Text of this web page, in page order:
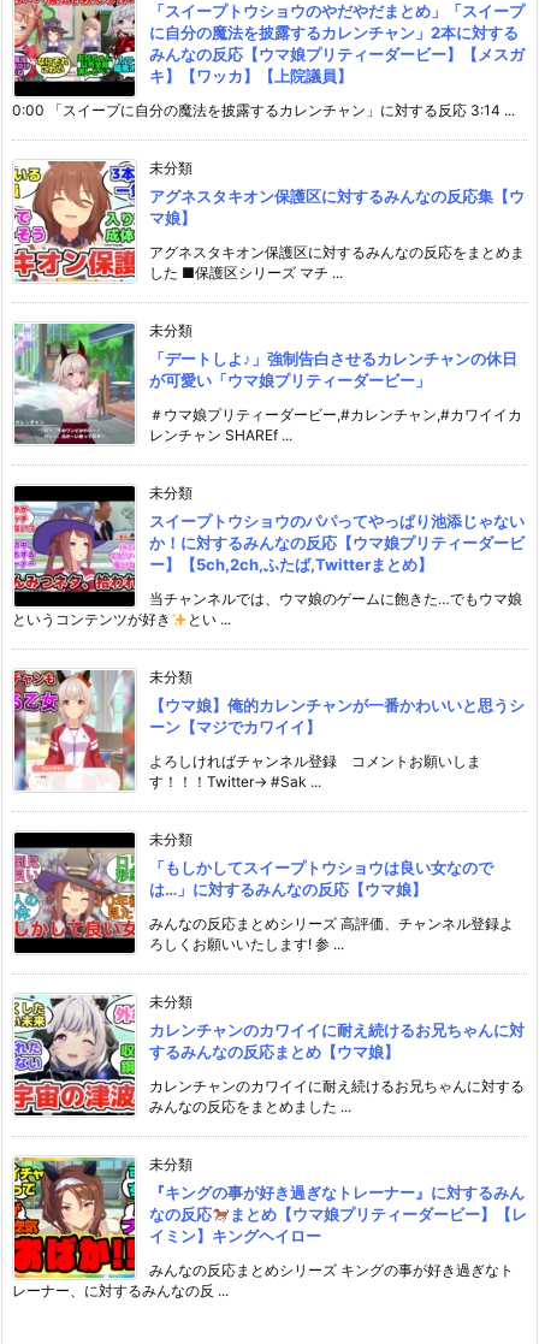
「スイープトウショウのやだやだまとめ」「スイープ
に自分の魔法を披露するカレンチャン」2本に対する
みんなの反応【ウマ娘プリティーダービー】【メスガ
キ】【ワッカ】【上院議員】
0:00 「スイープに自分の魔法を披露するカレンチャン」に対する反応 3:14 ...
未分類
アグネスタキオン保護区に対するみんなの反応集【ウ
マ娘】
アグネスタキオン保護区に対するみんなの反応をまとめま
した ■保護区シリーズ マチ ...
未分類
「デートしよ♪」強制告白させるカレンチャンの休日
が可愛い「ウマ娘プリティーダービー」
＃ウマ娘プリティーダービー,#カレンチャン,#カワイイカ
レンチャン SHAREf ...
未分類
スイープトウショウのパパってやっぱり池添じゃない
か！に対するみんなの反応【ウマ娘プリティーダービ
ー】【5ch,2ch,ふたば,Twitterまとめ】
当チャンネルでは、ウマ娘のゲームに飽きた…でもウマ娘
というコンテンツが好き
とい ...
未分類
【ウマ娘】俺的カレンチャンが一番かわいいと思うシ
ーン【マジでカワイイ】
よろしければチャンネル登録 コメントお願いしま
す！！！Twitter→ #Sak ...
未分類
「もしかしてスイープトウショウは良い女なので
は…」に対するみんなの反応【ウマ娘】
みんなの反応まとめシリーズ 高評価、チャンネル登録よ
ろしくお願いいたします! 参 ...
未分類
カレンチャンのカワイイに耐え続けるお兄ちゃんに対
するみんなの反応まとめ【ウマ娘】
カレンチャンのカワイイに耐え続けるお兄ちゃんに対する
みんなの反応をまとめました ...
未分類
『キングの事が好き過ぎなトレーナー』に対するみん
なの反応
まとめ【ウマ娘プリティーダービー】【レ
イミン】キングヘイロー
みんなの反応まとめシリーズ キングの事が好き過ぎなト
レーナー、に対するみんなの反 ...